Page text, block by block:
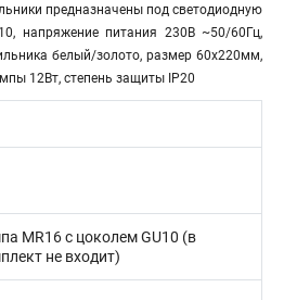
предназначены под светодиодную
напряжение питания 230В ~50/60Гц,
белый/золото, размер 60х220мм,
12Вт, степень защиты IP20
MR16 с цоколем GU10 (в
не входит)